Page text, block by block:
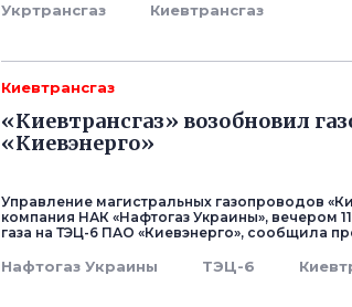
Укртрансгаз Киевтрансгаз
Киевтрансгаз
«Киевтрансгаз» возобновил
«Киевэнерго»
Управление магистральных газопроводов
компания НАК «Нафтогаз Украины», вечером
газа на ТЭЦ-6 ПАО «Киевэнерго», сообщила
Нафтогаз Украины ТЭЦ-6